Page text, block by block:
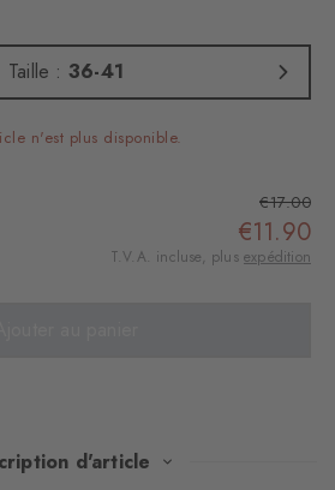
Taille : 36-41
n'est plus disponible.
€17.00
€11.90
T.V.A. incluse, plus expédition
d'article